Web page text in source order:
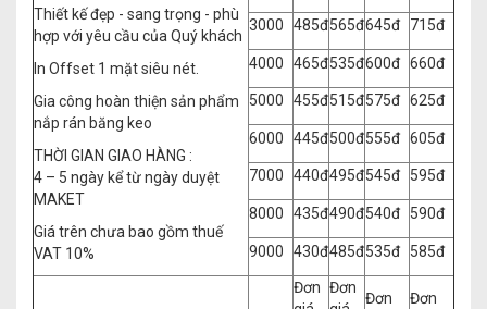
Thiết kế đẹp - sang trọng - phù
hợp với yêu cầu của Quý khách
In Offset 1 mặt siêu nét.
Gia công hoàn thiện sản phẩm
nắp rán băng keo
THỜI GIAN GIAO HÀNG :
4 – 5 ngày kể từ ngày duyệt
MAKET
Giá trên chưa bao gồm thuế
VAT 10%
3000 485đ565đ645đ 715đ
4000 465đ535đ600đ 660đ
5000 455đ515đ575đ 625đ
6000 445đ500đ555đ 605đ
7000 440đ495đ545đ 595đ
8000 435đ490đ540đ 590đ
9000 430đ485đ535đ 585đ
Đơn Đơn
Đơn Đơn